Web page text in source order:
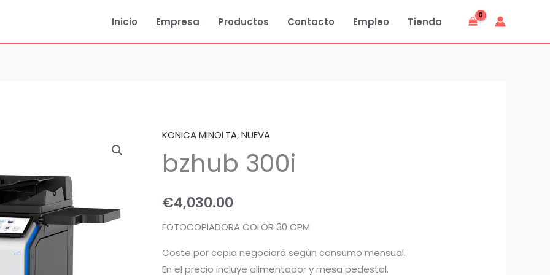
Inicio Empresa Productos Contacto Empleo Tienda
KONICA MINOLTA,NUEVA
bzhub 300i
€4,030.00
FOTOCOPIADORA COLOR 30 CPM
Coste por copia negociará según consumo mensual.
En el precio incluye alimentador y mesa pedestal.